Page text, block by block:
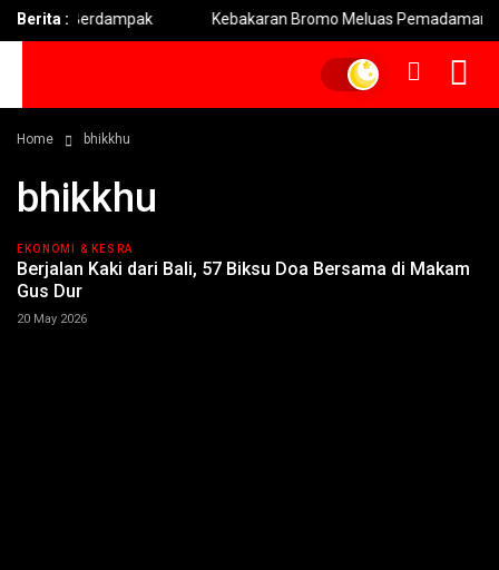
Berita :
Berdampak Kebakaran Bromo Meluas Pemadaman
Home bhikkhu
bhikkhu
EKONOMI & KESRA
Berjalan Kaki dari Bali, 57 Biksu Doa Bersama di Makam
Gus Dur
20 May 2026